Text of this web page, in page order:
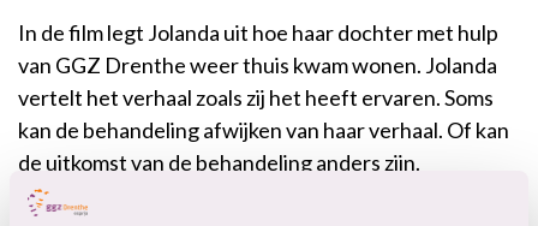
In de film legt Jolanda uit hoe haar dochter met hulp
van GGZ Drenthe weer thuis kwam wonen. Jolanda
vertelt het verhaal zoals zij het heeft ervaren. Soms
kan de behandeling afwijken van haar verhaal. Of kan
de uitkomst van de behandeling anders zijn.
Lees hier meer over Gezinspsychiatrie